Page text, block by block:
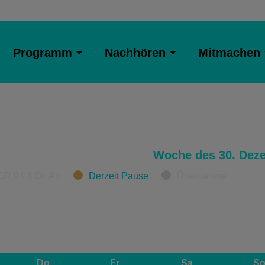
Programm Nachhören Mitmachen
Woche des 30.
Derzeit Pause